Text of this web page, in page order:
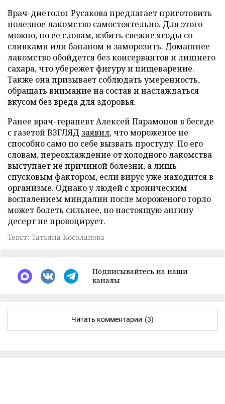
Врач-диетолог Русакова предлагает приготовить
полезное лакомство самостоятельно. Для этого
можно, по ее словам, взбить свежие ягоды со
сливками или бананом и заморозить. Домашнее
лакомство обойдется без консервантов и лишнего
сахара, что убережет фигуру и пищеварение.
Также она призывает соблюдать умеренность,
обращать внимание на состав и наслаждаться
вкусом без вреда для здоровья.
Ранее врач-терапевт Алексей Парамонов в беседе
с газетой ВЗГЛЯД заявил, что мороженое не
способно само по себе вызвать простуду. По его
словам, переохлаждение от холодного лакомства
выступает не причиной болезни, а лишь
спусковым фактором, если вирус уже находится в
организме. Однако у людей с хроническим
воспалением миндалин после мороженого горло
может болеть сильнее, но настоящую ангину
десерт не провоцирует.
Текст: Татьяна Косолапова
Подписывайтесь на наши
каналы
Читать комментарии (3)